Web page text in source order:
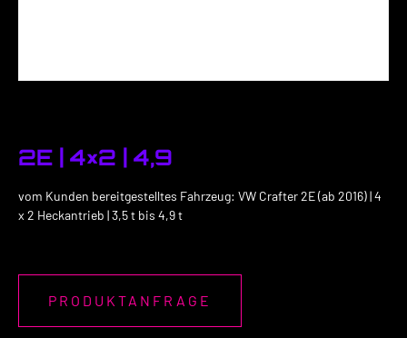
2E | 4×2 | 4,9
vom Kunden bereitgestelltes Fahrzeug: VW Crafter 2E (ab 2016) | 4
x 2 Heckantrieb | 3,5 t bis 4,9 t
PRODUKTANFRAGE